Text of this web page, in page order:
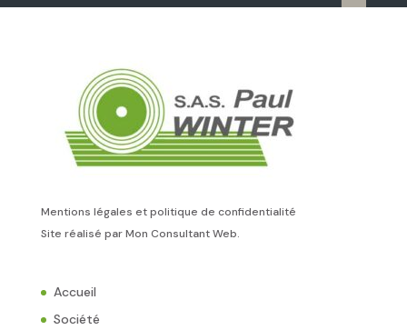
Mentions légales et politique de confidentialité
Site réalisé parMon Consultant Web.
Accueil
Société